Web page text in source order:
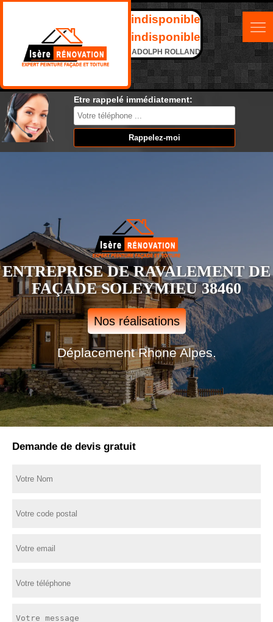
indisponible
indisponible
ADOLPH ROLLAND
Etre rappelé immédiatement:
ENTREPRISE DE RAVALEMENT DE
FAÇADE SOLEYMIEU 38460
Nos réalisations
Déplacement Rhone Alpes.
Demande de devis gratuit